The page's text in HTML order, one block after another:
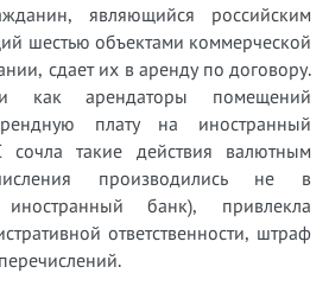
являющийся российским
шестью объектами коммерческой
сдает их в аренду по договору.
как арендаторы помещений
плату на иностранный
такие действия валютным
производились не в
банк), привлекла
ответственности, штраф